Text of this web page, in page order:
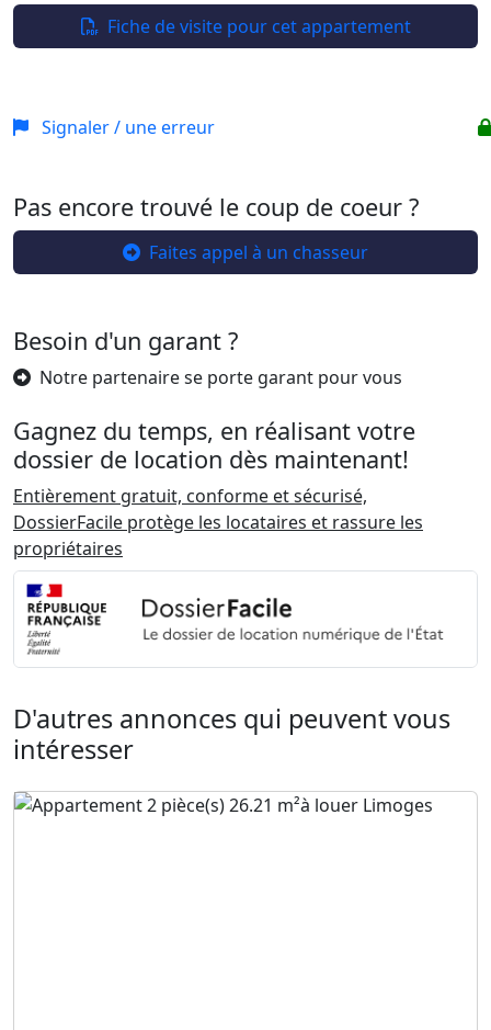
Fiche de visite pour cet appartement
Signaler / une erreur
Pas encore trouvé le coup de coeur ?
Faites appel à un chasseur
Besoin d'un garant ?
Notre partenaire se porte garant pour vous
Gagnez du temps, en réalisant votre
dossier de location dès maintenant!
Entièrement gratuit, conforme et sécurisé,
DossierFacile protège les locataires et rassure les
propriétaires
D'autres annonces qui peuvent vous
intéresser